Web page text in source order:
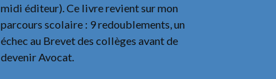
midi éditeur). Ce livre revient sur mon
parcours scolaire : 9 redoublements, un
échec au Brevet des collèges avant de
devenir Avocat.